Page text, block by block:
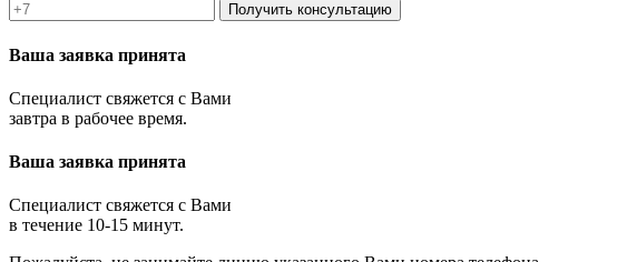
Получить консультацию
Ваша заявка принята
Специалист свяжется с Вами
завтра в рабочее время.
Ваша заявка принята
Специалист свяжется с Вами
в течение 10-15 минут.